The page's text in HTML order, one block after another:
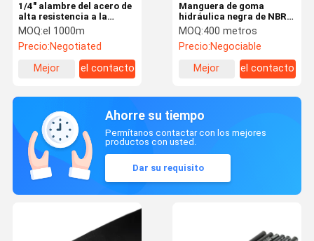
1/4" alambre del acero de
alta resistencia a la
tracción del SAE 100R1
de goma el hidráulico de
la manguera solo
MOQ:el 1000m
Precio:Negotiated
Mejor
el contacto
Manguera de goma
hidráulica negra de NBR
1sn DN8
MOQ:400 metros
Precio:Negociable
Mejor
el contacto
Ahorre su tiempo
Permítanos contactar con los mejores
productos con usted.
Dar su requisito